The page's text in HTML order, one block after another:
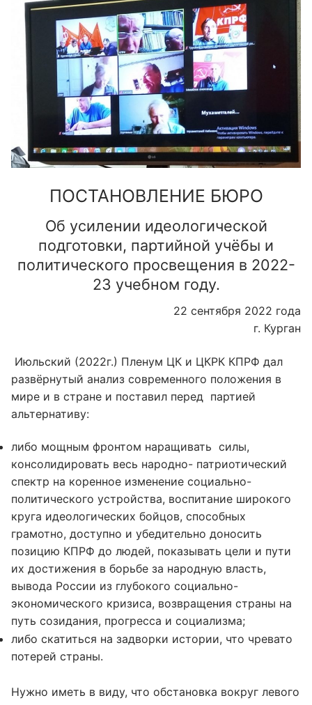
ПОСТАНОВЛЕНИЕ БЮРО
Об усилении идеологической
подготовки, партийной учёбы и
политического просвещения в 2022-
23 учебном году.
22 сентября 2022 года
г. Курган
Июльский (2022г.) Пленум ЦК и ЦКРК КПРФ дал
развёрнутый анализ современного положения в
мире и в стране и поставил перед партией
альтернативу:
либо мощным фронтом наращивать силы,
консолидировать весь народно- патриотический
спектр на коренное изменение социально-
политического устройства, воспитание широкого
круга идеологических бойцов, способных
грамотно, доступно и убедительно доносить
позицию КПРФ до людей, показывать цели и пути
их достижения в борьбе за народную власть,
вывода России из глубокого социально-
экономического кризиса, возвращения страны на
путь созидания, прогресса и социализма;
либо скатиться на задворки истории, что чревато
потерей страны.
Нужно иметь в виду, что обстановка вокруг левого